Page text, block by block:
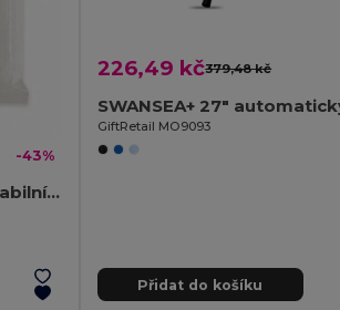
-43%
SPRINKLE PLA Biodegradabilní pláštěnka
226,49 kč379,48 kč
GiftRetail MO9093
Přidat do košíku